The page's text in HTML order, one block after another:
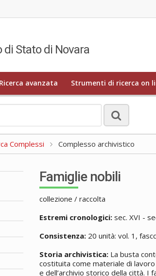
di Stato di Novara
Ricerca avanzata Strumenti di ricerca on
Complessi Complesso archivistico
Famiglie nobili
collezione / raccolta
Estremi cronologici: sec. XVI -
Consistenza: 20 unità: vol. 1,
Storia archivistica: La busta
costituita come materiale di
e dell’archivio storico della città. I